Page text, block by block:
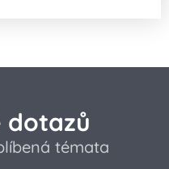
dotazů
témata